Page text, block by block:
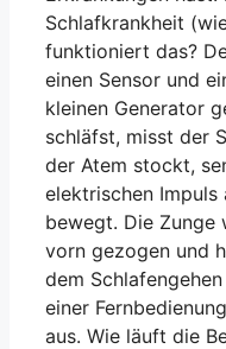
der minimal-
Es ist nur ein
System über
Batterie verfügt.
angelegt
dann über die
nachts ein
kleine
Aufstehen
laden den
Station (ähnlich
Die
verbessert
Schlafkrankheit
funktioniert das?
einen Sensor und
kleinen Generator
schläfst, misst der
der Atem stockt,
elektrischen Impuls
bewegt. Die Zunge
vorn gezogen und
dem
einer
aus. Wie läuft die